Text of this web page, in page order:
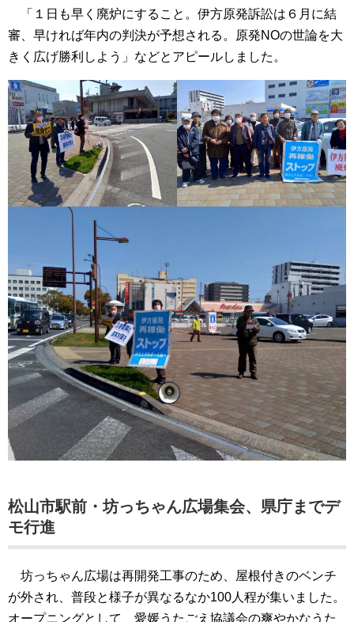
「１日も早く廃炉にすること。伊方原発訴訟は６月に結
審、早ければ年内の判決が予想される。原発NOの世論を大
きく広げ勝利しよう」などとアピールしました。
松山市駅前・坊っちゃん広場集会、県庁までデ
モ行進
坊っちゃん広場は再開発工事のため、屋根付きのベンチ
が外され、普段と様子が異なるなか100人程が集いました。
オープニングとして、愛媛うたごえ協議会の爽やかなうた